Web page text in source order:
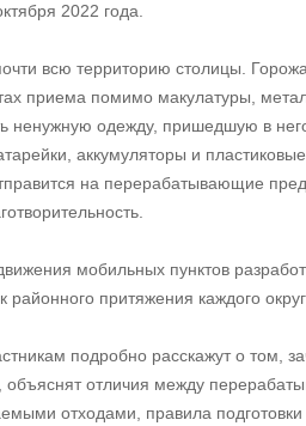
2022 года.
всю территорию столицы.
приема помимо макулатуры,
ненужную одежду, пришедшую в
аккумуляторы и
на перерабатывающие
мобильных пунктов
районного притяжения каждого
подробно расскажут о том,
объяснят отличия между
отходами, правила подготовки